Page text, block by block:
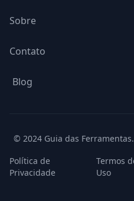
Sobre
Contato
Blog
© 2024 Guia das
Política de
Privacidade
Termos
Uso